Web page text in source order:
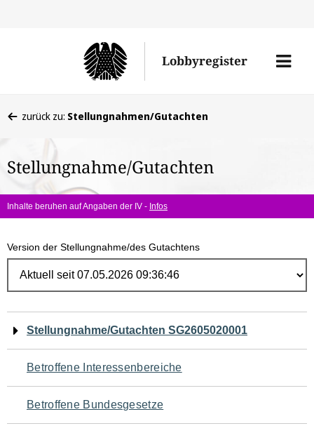
Lobbyregister
Menü
befinden
hier:
zurück zu: Stellungnahmen/Gutachten
Stellungnahme/Gutachten
Inhalte beruhen auf Angaben der IV - Infos
Version der Stellungnahme/des Gutachtens
Navigation
für
den
Seiteninhalt
Stellungnahme/Gutachten SG2605020001
Betroffene Interessenbereiche
Betroffene Bundesgesetze